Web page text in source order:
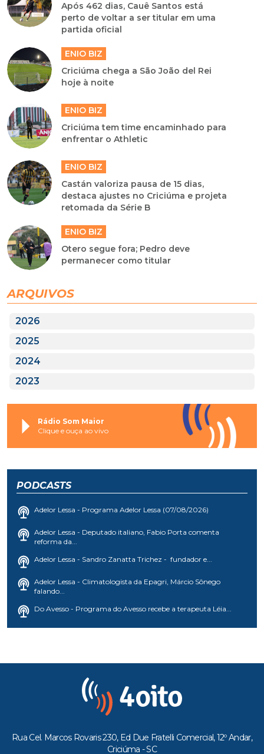
Após 462 dias, Cauê Santos está
perto de voltar a ser titular em uma
partida oficial
ENIO BIZ
Criciúma chega a São João del Rei
hoje à noite
ENIO BIZ
Criciúma tem time encaminhado para
enfrentar o Athletic
ENIO BIZ
Castán valoriza pausa de 15 dias,
destaca ajustes no Criciúma e projeta
retomada da Série B
ENIO BIZ
Otero segue fora; Pedro deve
permanecer como titular
ARQUIVOS
2026
2025
2024
2023
Rádio Som Maior
Clique e ouça ao vivo
PODCASTS
Adelor Lessa - Programa Adelor Lessa (07/08/2026)
Adelor Lessa - Deputado italiano, Fabio Porta comenta
reforma da...
Adelor Lessa - Sandro Zanatta Trichez - fundador e...
Adelor Lessa - Climatologista da Epagri, Márcio Sônego
falando...
Do Avesso - Programa do Avesso recebe a terapeuta Léia...
Rua Cel. Marcos Rovaris 230, Ed Due Fratelli Comercial, 12º Andar,
Criciúma - SC